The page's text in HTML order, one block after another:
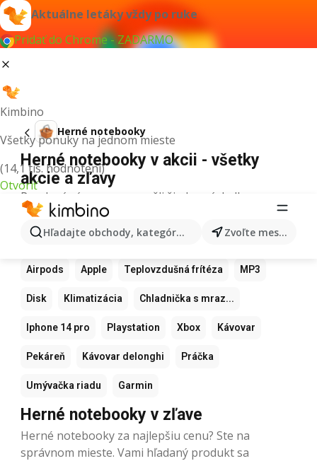
Aktuálne letáky vždy po ruke
Pridať do Chrome - ZADARMO
Kimbino
Všetky ponuky na jednom mieste
(14,1 tis. hodnotení)
Otvoriť
Hľadajte obchody, kategórie, produkty... Zvoľte mesto
Herné notebooky
Herné notebooky v akcii - všetky
akcie a zľavy
Pre daný výraz sme nenašli žiadne výsledky.
Ďalšie obľúbené produkty
Samsung Xiaomi Apple Watch
Airpods Apple Teplovzdušná frítéza MP3
Disk Klimatizácia Chladnička s mraz...
Iphone 14 pro Playstation Xbox Kávovar
Pekáreň Kávovar delonghi Práčka
Umývačka riadu Garmin
Herné notebooky v zľave
Herné notebooky za najlepšiu cenu? Ste na
správnom mieste. Vami hľadaný produkt sa